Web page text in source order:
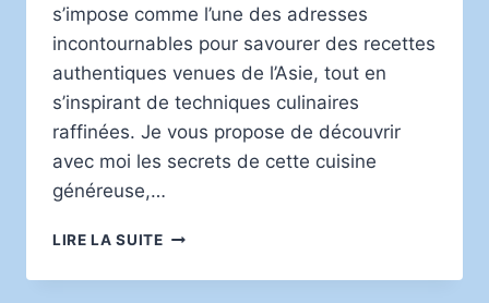
s’impose comme l’une des adresses
incontournables pour savourer des recettes
authentiques venues de l’Asie, tout en
s’inspirant de techniques culinaires
raffinées. Je vous propose de découvrir
avec moi les secrets de cette cuisine
généreuse,…
LIRE LA SUITELES
DE